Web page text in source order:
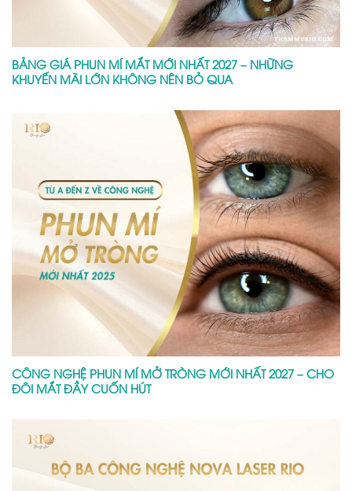
CÔNG NGHỆ NOVA LASER TRỊ NÁM TÀN NHANG CHUẨN Y
Để lại một bình luận
Email của bạn sẽ không được hiển thị công khai.
Các trường bắt buộc được đánh dấu*
Bình luận*
Email *
Trang web